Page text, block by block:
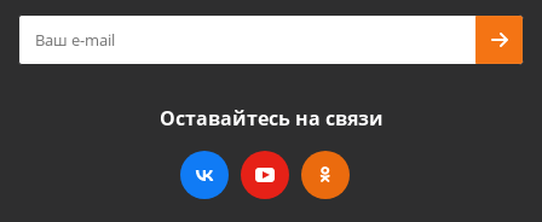
Оставайтесь на связи